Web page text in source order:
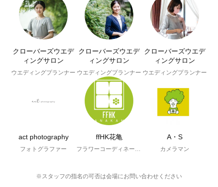
クローバーズウエデ
ィングサロン
ウエディングプランナー
クローバーズウエデ
ィングサロン
ウエディングプランナー
クローバーズウエデ
ィングサロン
ウエディングプランナー
act photography
フォトグラファー
ffHK花亀
フラワーコーディネーター
A・S
カメラマン
※スタッフの指名の可否は会場にお問い合わせください